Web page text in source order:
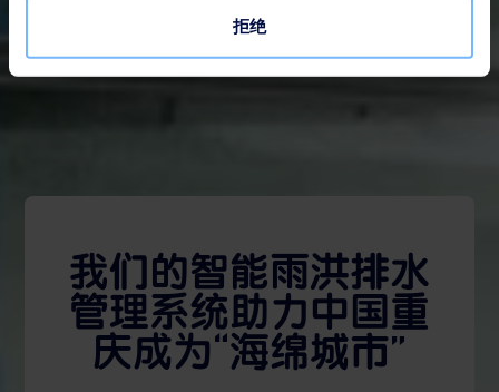
拒绝
我们的智能雨洪排水
管理系统助力中国重
庆成为“海绵城市”